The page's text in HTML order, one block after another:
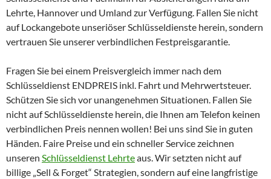
Lehrte, Hannover und Umland zur Verfügung. Fallen Sie nicht
auf Lockangebote unseriöser Schlüsseldienste herein, sondern
vertrauen Sie unserer verbindlichen Festpreisgarantie.
Fragen Sie bei einem Preisvergleich immer nach dem
Schlüsseldienst ENDPREIS inkl. Fahrt und Mehrwertsteuer.
Schützen Sie sich vor unangenehmen Situationen. Fallen Sie
nicht auf Schlüsseldienste herein, die Ihnen am Telefon keinen
verbindlichen Preis nennen wollen! Bei uns sind Sie in guten
Händen. Faire Preise und ein schneller Service zeichnen
unseren Schlüsseldienst Lehrteaus. Wir setzten nicht auf
billige „Sell & Forget“ Strategien, sondern auf eine langfristige